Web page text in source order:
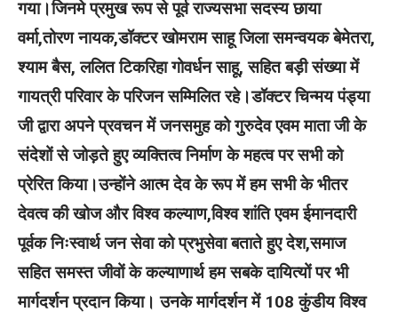
गया।जिनमे प्रमुख रूप से पूर्व राज्यसभा सदस्य छाया
वर्मा,तोरण नायक,डॉक्टर खोमराम साहू जिला समन्वयक बेमेतरा,
श्याम बैस, ललित टिकरिहा गोवर्धन साहू, सहित बड़ी संख्या में
गायत्री परिवार के परिजन सम्मिलित रहे।डॉक्टर चिन्मय पंड्या
जी द्वारा अपने प्रवचन में जनसमुह को गुरुदेव एवम माता जी के
संदेशों से जोड़ते हुए व्यक्तित्व निर्माण के महत्व पर सभी को
प्रेरित किया।उन्होंने आत्म देव के रूप में हम सभी के भीतर
देवत्व की खोज और विश्व कल्याण,विश्व शांति एवम ईमानदारी
पूर्वक निःस्वार्थ जन सेवा को प्रभुसेवा बताते हुए देश,समाज
सहित समस्त जीवों के कल्याणार्थ हम सबके दायित्यों पर भी
मार्गदर्शन प्रदान किया। उनके मार्गदर्शन में 108 कुंडीय विश्व